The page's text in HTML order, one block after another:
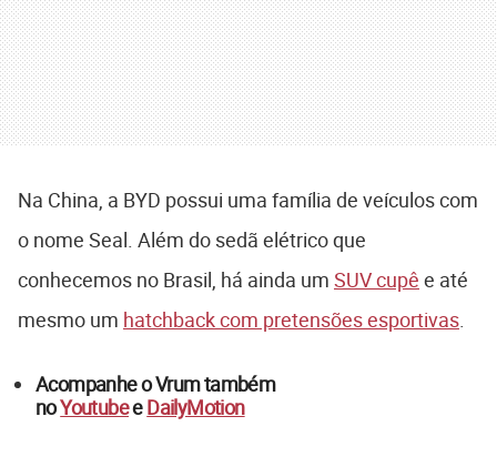
Na China, a BYD possui uma família de veículos com
o nome Seal. Além do sedã elétrico que
conhecemos no Brasil, há ainda um SUV cupê e até
mesmo um hatchback com pretensões esportivas.
Acompanhe o Vrum também
noYoutubeeDailyMotion